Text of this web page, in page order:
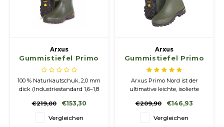
Arxus
Gummistiefel Primo
37
100 % Naturkautschuk, 2,0 mm
dick (Industriestandard 1,6–1,8
€219,00
€153,30
Vergleichen
Arxus
Gummistiefel Primo
Nord Neopren 5mm
Arxus Primo Nord ist der
ultimative leichte, isolierte
verfügt über eine
Funktion, die Überhitzung
€209,90 €146,93
Vergleichen